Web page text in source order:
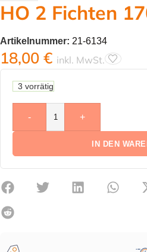
HO 2 Fichten
Artikelnummer: 21-6134
18,00 € inkl. MwSt.
3 vorrätig
- +
IN DEN